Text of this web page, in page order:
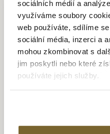
sociálních médií a
využíváme soubory
web používáte, sdílíme
sociální média, inzerci a
mohou zkombinovat s
jim poskytli nebo které
používáte jejich služby.
Claude Bernard musí být
Švýcarsku a musí být
hodináři, kteří používají
k vytváření krásných,
povrchem se safírovým
hodinového strojku, ať z
pohledu. Od koncepce
maximální péče i těm
pokud jde o design a